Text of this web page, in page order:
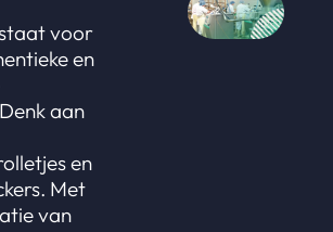
voor
en
aan
en
Met
van